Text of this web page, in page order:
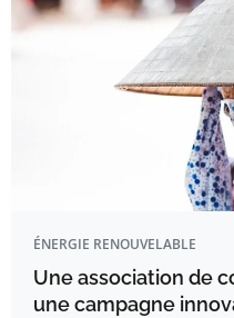
ÉNERGIE RENOUVELABLE
Une association de
une campagne